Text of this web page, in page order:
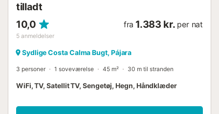
tilladt
10,0
5 anmeldelser
fra 1.383 kr. per nat
Sydlige Costa Calma Bugt, Pájara
3 personer 1 soveværelse 45 m² 30 m til stranden
WiFi, TV, Satellit TV, Sengetøj, Hegn, Håndklæder